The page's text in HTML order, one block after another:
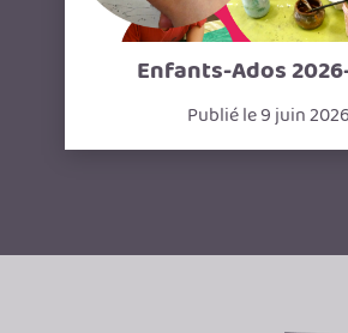
Enfants-Ados
Publié le 9 juin 2026